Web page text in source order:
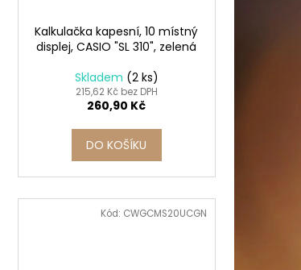
Kalkulačka kapesní, 10 místný
displej, CASIO "SL 310", zelená
Skladem (2 ks)
215,62 Kč bez DPH
260,90 Kč
DO KOŠÍKU
Kód: CWGCMS20UCGN